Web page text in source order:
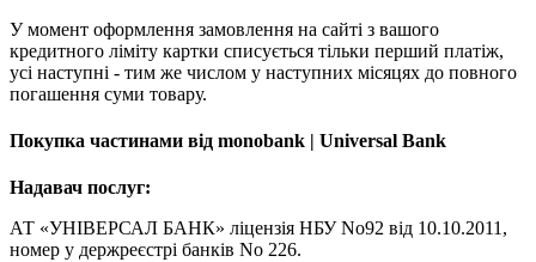
У момент оформлення замовлення на сайті з вашого
кредитного ліміту картки списується тільки перший платіж,
усі наступні - тим же числом у наступних місяцях до повного
погашення суми товару.
Покупка частинами від monobank | Universal Bank
Надавач послуг:
АТ «УНІВЕРСАЛ БАНК» ліцензія НБУ No92 від 10.10.2011,
номер у держреєстрі банків No 226.